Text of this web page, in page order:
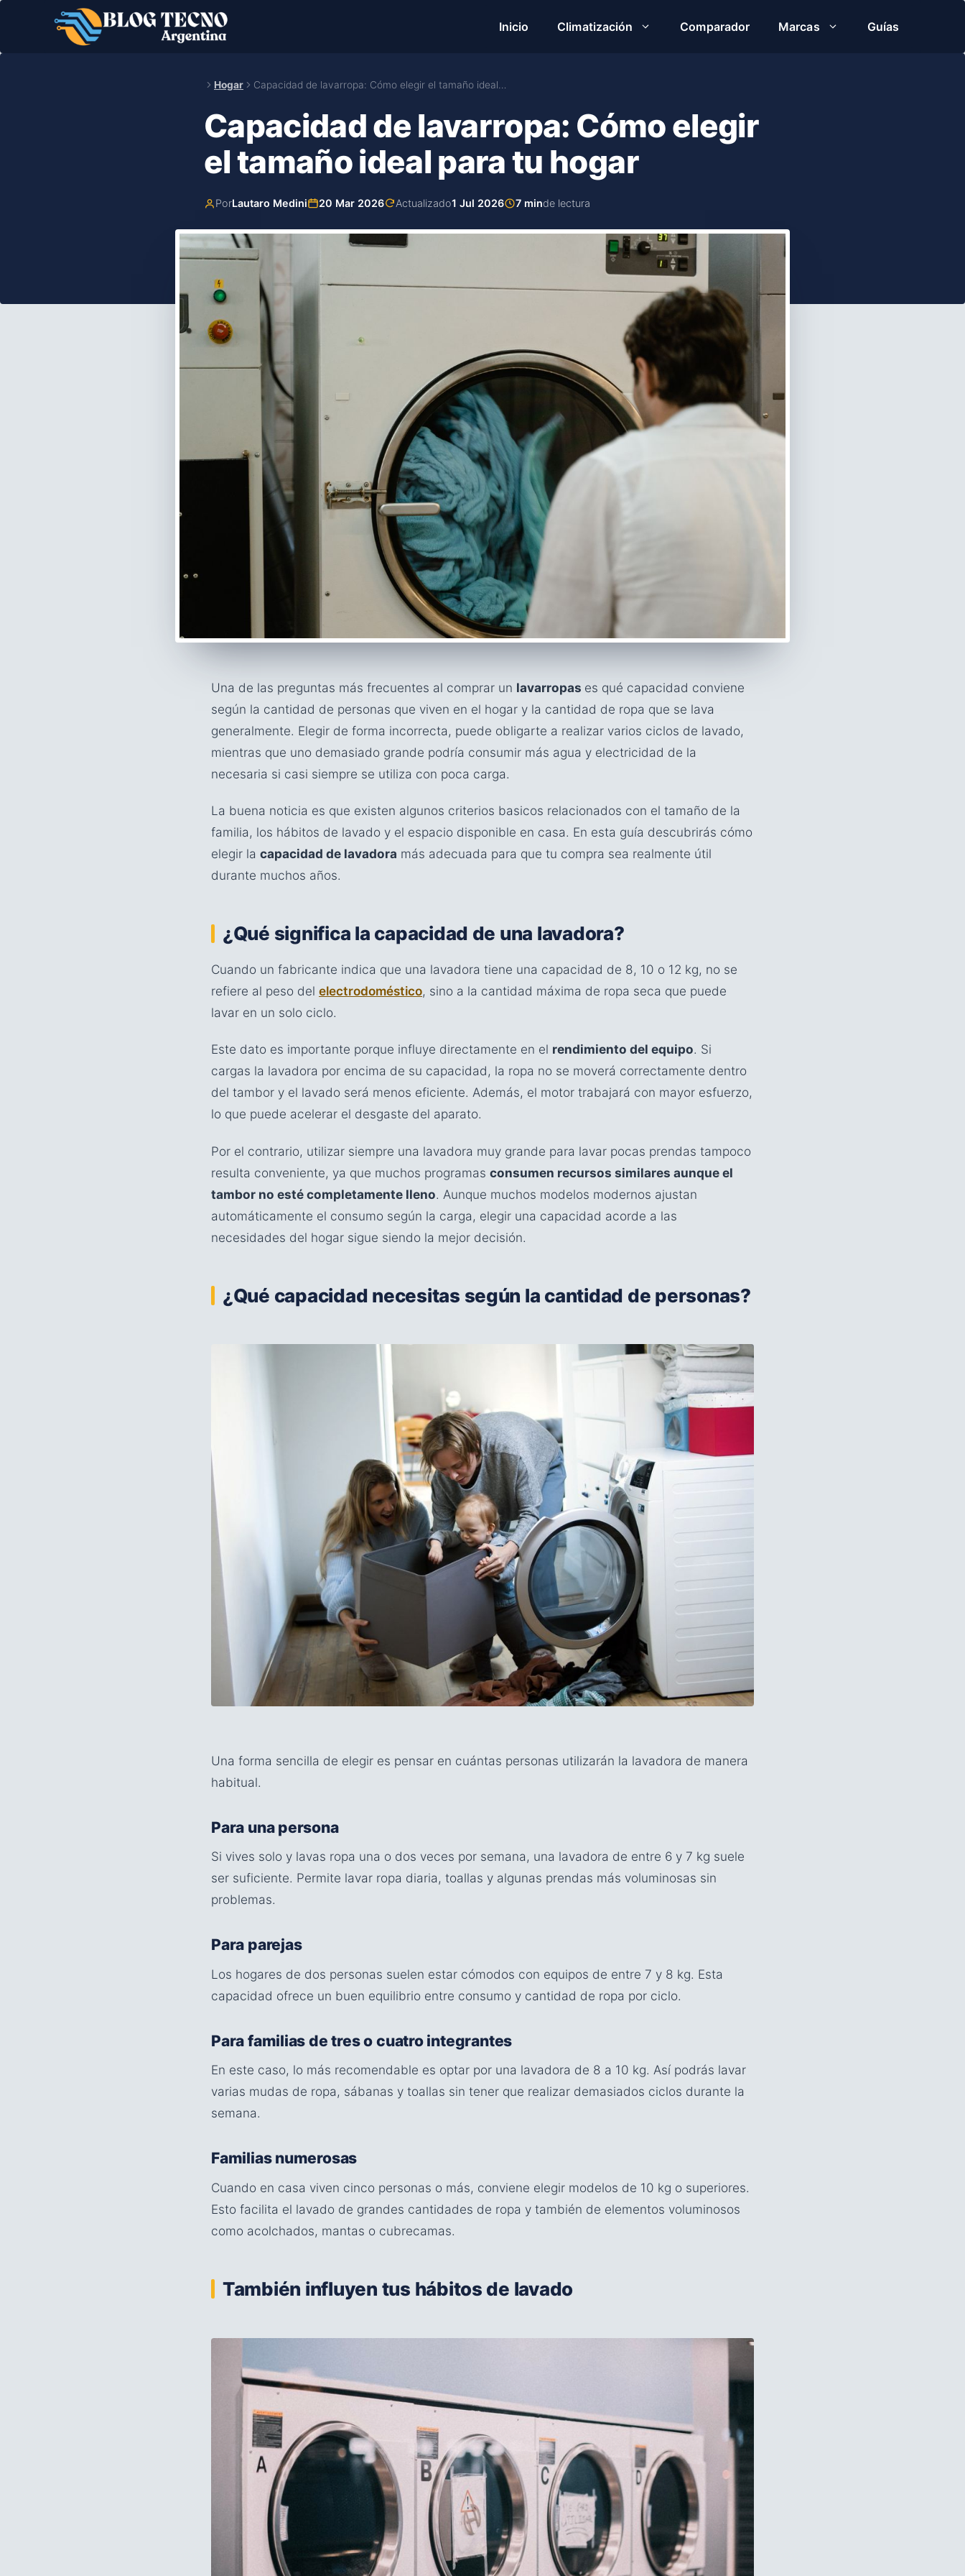
Inicio Climatización Comparador Marcas Guías
Hogar Capacidad de lavarropa: Cómo elegir el tamaño ideal…
Capacidad de lavarropa: Cómo elegir
el tamaño ideal para tu hogar
PorLautaro Medini 20 Mar 2026 Actualizado1 Jul 2026 7 minde lectura
Una de las preguntas más frecuentes al comprar un lavarropas es qué capacidad conviene
según la cantidad de personas que viven en el hogar y la cantidad de ropa que se lava
generalmente. Elegir de forma incorrecta, puede obligarte a realizar varios ciclos de lavado,
mientras que uno demasiado grande podría consumir más agua y electricidad de la
necesaria si casi siempre se utiliza con poca carga.
La buena noticia es que existen algunos criterios basicos relacionados con el tamaño de la
familia, los hábitos de lavado y el espacio disponible en casa. En esta guía descubrirás cómo
elegir la capacidad de lavadora más adecuada para que tu compra sea realmente útil
durante muchos años.
¿Qué significa la capacidad de una lavadora?
Cuando un fabricante indica que una lavadora tiene una capacidad de 8, 10 o 12 kg, no se
refiere al peso del electrodoméstico, sino a la cantidad máxima de ropa seca que puede
lavar en un solo ciclo.
Este dato es importante porque influye directamente en el rendimiento del equipo. Si
cargas la lavadora por encima de su capacidad, la ropa no se moverá correctamente dentro
del tambor y el lavado será menos eficiente. Además, el motor trabajará con mayor esfuerzo,
lo que puede acelerar el desgaste del aparato.
Por el contrario, utilizar siempre una lavadora muy grande para lavar pocas prendas tampoco
resulta conveniente, ya que muchos programas consumen recursos similares aunque el
tambor no esté completamente lleno. Aunque muchos modelos modernos ajustan
automáticamente el consumo según la carga, elegir una capacidad acorde a las
necesidades del hogar sigue siendo la mejor decisión.
¿Qué capacidad necesitas según la cantidad de personas?
Una forma sencilla de elegir es pensar en cuántas personas utilizarán la lavadora de manera
habitual.
Para una persona
Si vives solo y lavas ropa una o dos veces por semana, una lavadora de entre 6 y 7 kg suele
ser suficiente. Permite lavar ropa diaria, toallas y algunas prendas más voluminosas sin
problemas.
Para parejas
Los hogares de dos personas suelen estar cómodos con equipos de entre 7 y 8 kg. Esta
capacidad ofrece un buen equilibrio entre consumo y cantidad de ropa por ciclo.
Para familias de tres o cuatro integrantes
En este caso, lo más recomendable es optar por una lavadora de 8 a 10 kg. Así podrás lavar
varias mudas de ropa, sábanas y toallas sin tener que realizar demasiados ciclos durante la
semana.
Familias numerosas
Cuando en casa viven cinco personas o más, conviene elegir modelos de 10 kg o superiores.
Esto facilita el lavado de grandes cantidades de ropa y también de elementos voluminosos
como acolchados, mantas o cubrecamas.
También influyen tus hábitos de lavado